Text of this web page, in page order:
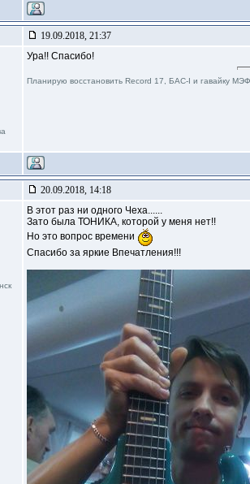
19.09.2018, 21:37
Ура!! Спасибо!
Планирую восстановить Record 17, БАС-I и гавайку
20.09.2018, 14:18
В этот раз ни одного Чеха......
Зато была ТОНИКА, которой у меня нет!!
Но это вопрос времени
Спасибо за яркие Впечатления!!!